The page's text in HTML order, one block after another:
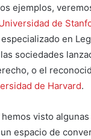
ejemplos,
de
en
sociedades
o el
de Harvard.
visto
espacio de